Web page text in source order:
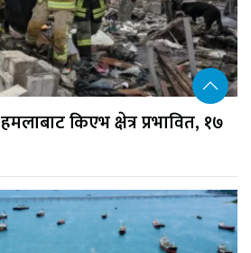
किएभ क्षेत्र प्रभावित, १७